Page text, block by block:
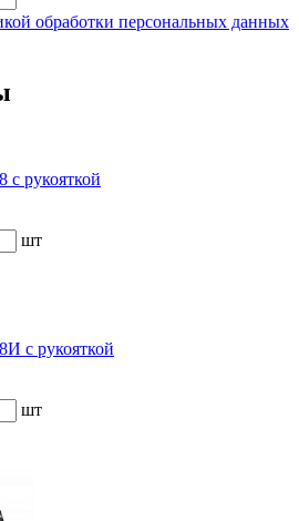
обработки персональных данных
рукояткой
шт
с рукояткой
шт